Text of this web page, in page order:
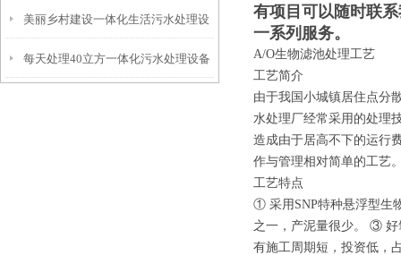
美丽乡村建设一体化生活污水处理设
备
每天处理40立方一体化污水处理设备
有项目可以随时联
一系列服务。
A/O生物滤池处理工艺
工艺简介
由于我国小城镇居住点分
水处理厂经常采用的处理
造成由于居高不下的运行
作与管理相对简单的工艺
工艺特点
① 采用SNP特种悬浮型生
之一，产泥量很少。 ③
有施工周期短，投资低，